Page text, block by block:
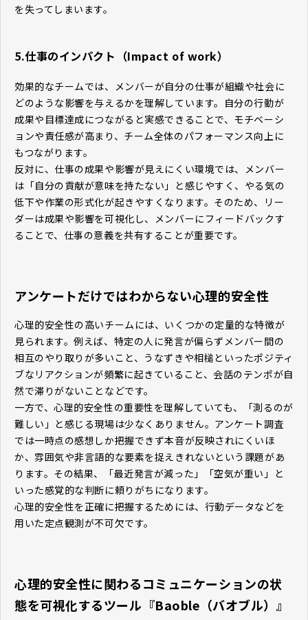
を失ってしまいます。
5.仕事のインパクト（Impact of work）
効果的なチームでは、メンバーが自分の仕事が組織や社会に
どのような影響を与えるかを理解しています。自分の行動が
成果や目標達成につながると実感できることで、モチベーシ
ョンや責任感が高まり、チーム全体のパフォーマンス向上に
もつながります。
反対に、仕事の成果や影響が見えにくい環境では、メンバー
は「自分の貢献が意味を持たない」と感じやすく、やる気の
低下や作業の形式化が起きやすくなります。そのため、リー
ダーは成果や影響を可視化し、メンバーにフィードバックす
ることで、仕事の意義を共有することが重要です。
アンケートだけではわからない心理的安全性
心理的安全性の高いチームには、いくつかの定量的な特徴が
見られます。例えば、特定の人に発言が偏らずメンバー間の
相互のやり取りが多いこと、うなずきや相槌といったポジティ
ブなリアクションが頻繁に起きていること、会話のテンポが自
然で滞りがないことなどです。
一方で、心理的安全性の重要性を理解していても、「測るのが
難しい」と感じる現場は少なくありません。アンケート調査
では一時点の感想しか把握できず本音が反映されにくいほ
か、雰囲気や非言語的な要素を捉えきれないという課題があ
ります。その結果、「最近発言が減った」「空気が重い」と
いった感覚的な判断に頼りがちになります。
心理的安全性を正確に把握するためには、行動データなどを
用いた定点観測が不可欠です。
心理的安全性に関わるコミュニケーションの状
態を可視化するツール『Baoble（バオブル）』